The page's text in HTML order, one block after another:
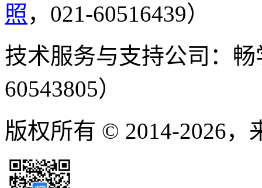
照 ，021-60516439）
技术服务与支持公司：
60543805）
版权所有 © 2014-2026，